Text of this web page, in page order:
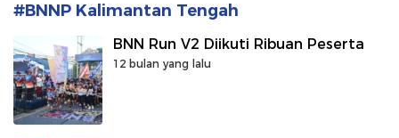
#BNNP Kalimantan Tengah
BNN Run V2 Diikuti Ribuan Peserta
12 bulan yang lalu